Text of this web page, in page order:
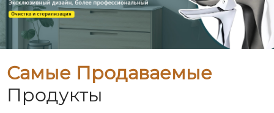
Самые Продаваемые
Продукты